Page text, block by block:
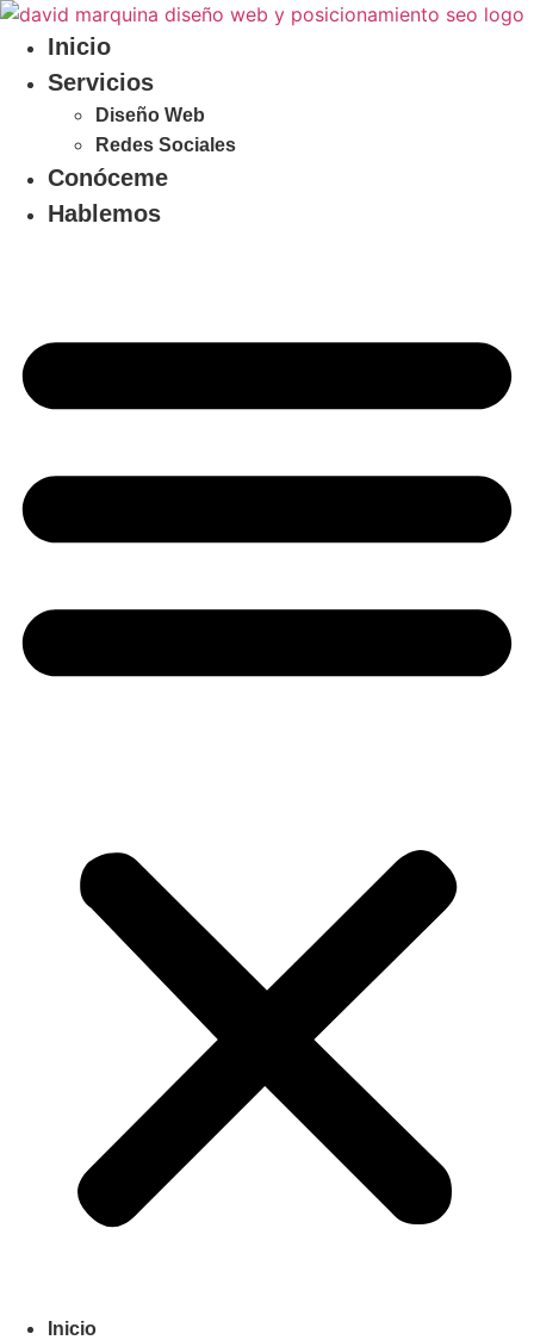
Ir
contenido
Inicio
Servicios
Diseño Web
Redes Sociales
Conóceme
Hablemos
Inicio